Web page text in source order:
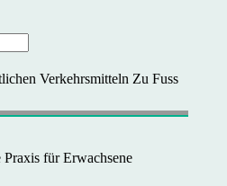
Verkehrsmitteln Zu Fuss
Praxis für Erwachsene